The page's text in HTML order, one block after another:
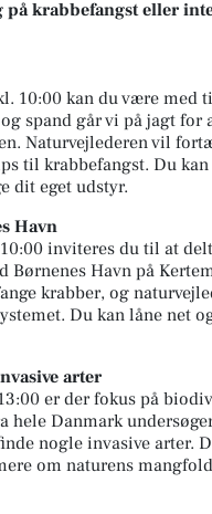
på krabbefangst eller
10:00 kan du være med
spand går vi på jagt for
Naturvejlederen vil
til krabbefangst. Du
dit eget udstyr.
Havn
inviteres du til at
Børnenes Havn på
krabber, og
Du kan låne net
arter
er der fokus på
hele Danmark
nogle invasive arter.
om naturens